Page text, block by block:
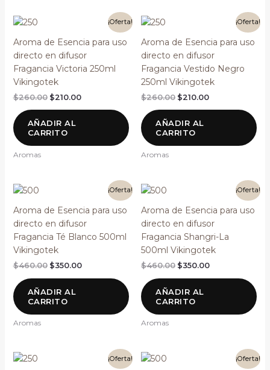
¡Oferta!
Aroma de Esencia para uso
directo en difusor
Fragancia Victoria 250ml
Vikingotek
$260.00
original
era:
$260.00.
$210.00
actual
es:
$210.00.
AÑADIR AL
CARRITO
Aromas
¡Oferta!
Aroma de Esencia para uso
directo en difusor
Fragancia Vestido Negro
250ml Vikingotek
$260.00
original
era:
$260.00.
$210.00
actual
es:
$210.00.
AÑADIR AL
CARRITO
Aromas
¡Oferta!
Aroma de Esencia para uso
directo en difusor
Fragancia Té Blanco 500ml
Vikingotek
$460.00
original
$460.00.
$350.00
actual
$350.00.
AÑADIR AL
CARRITO
Aromas
¡Oferta!
Aroma de Esencia para uso
directo en difusor
Fragancia Shangri-La
500ml Vikingotek
$460.00
original
$460.00.
$350.00
actual
$350.00.
AÑADIR AL
CARRITO
Aromas
¡Oferta! ¡Oferta!